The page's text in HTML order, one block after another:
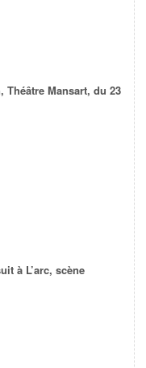
Théâtre Mansart, du 23
à L’arc, scène